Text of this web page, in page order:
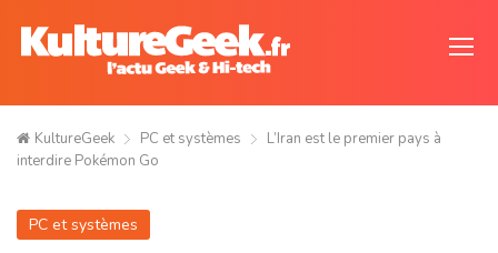
KultureGeek PC et systèmes
L’Iran est le premier pays à
interdire Pokémon Go
PC et systèmes